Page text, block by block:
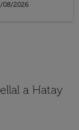
08/2026
a Hatay